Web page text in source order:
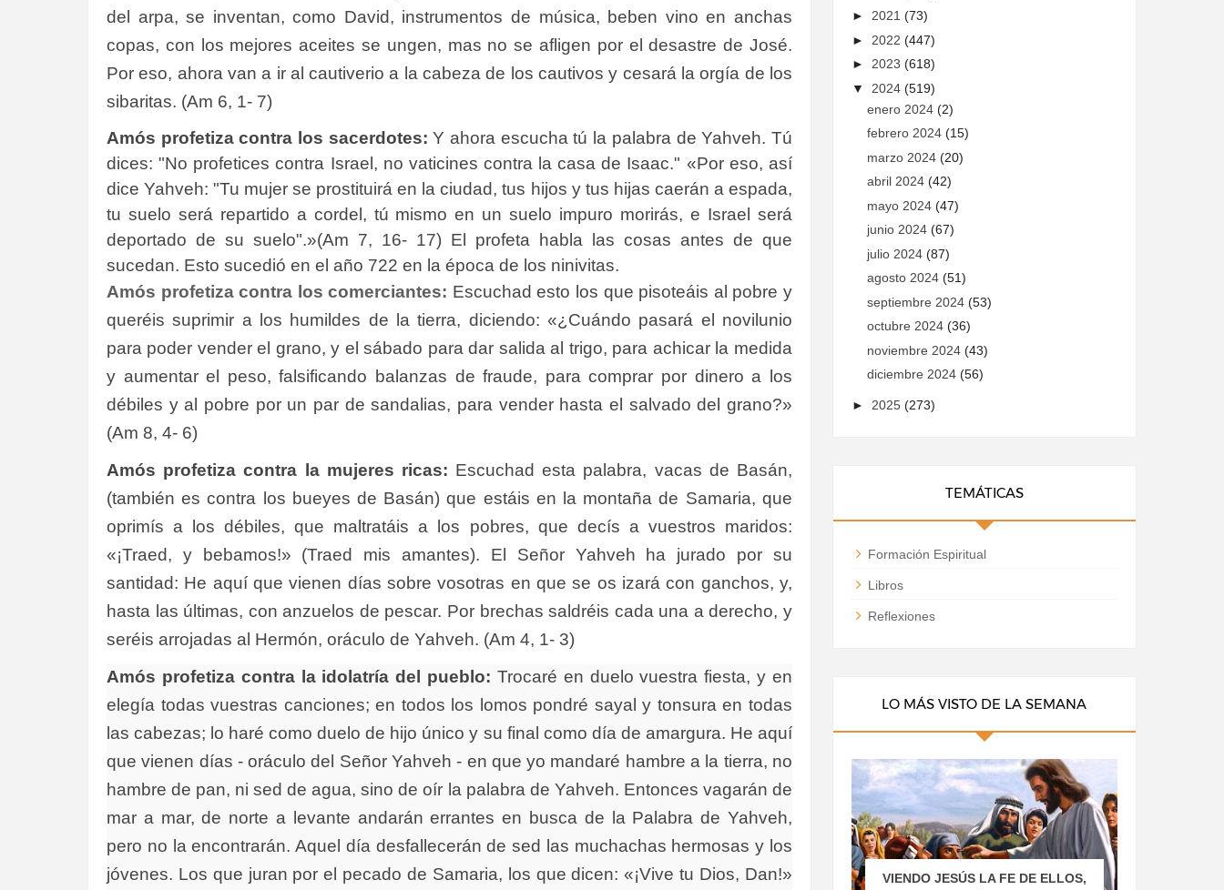
del arpa, se inventan, como David, instrumentos de música, beben vino en anchas
copas, con los mejores aceites se ungen, mas no se afligen por el desastre de José.
Por eso, ahora van a ir al cautiverio a la cabeza de los cautivos y cesará la orgía de los
sibaritas. (Am 6, 1- 7)
Amós profetiza contra los sacerdotes: Y ahora escucha tú la palabra de Yahveh. Tú
dices: "No profetices contra Israel, no vaticines contra la casa de Isaac." «Por eso, así
dice Yahveh: "Tu mujer se prostituirá en la ciudad, tus hijos y tus hijas caerán a espada,
tu suelo será repartido a cordel, tú mismo en un suelo impuro morirás, e Israel será
deportado de su suelo".»(Am 7, 16- 17) El profeta habla las cosas antes de que
sucedan. Esto sucedió en el año 722 en la época de los ninivitas.
Amós profetiza contra los comerciantes: Escuchad esto los que pisoteáis al pobre y
queréis suprimir a los humildes de la tierra, diciendo: «¿Cuándo pasará el novilunio
para poder vender el grano, y el sábado para dar salida al trigo, para achicar la medida
y aumentar el peso, falsificando balanzas de fraude, para comprar por dinero a los
débiles y al pobre por un par de sandalias, para vender hasta el salvado del grano?»
(Am 8, 4- 6)
Amós profetiza contra la mujeres ricas: Escuchad esta palabra, vacas de Basán,
(también es contra los bueyes de Basán) que estáis en la montaña de Samaria, que
oprimís a los débiles, que maltratáis a los pobres, que decís a vuestros maridos:
«¡Traed, y bebamos!» (Traed mis amantes). El Señor Yahveh ha jurado por su
santidad: He aquí que vienen días sobre vosotras en que se os izará con ganchos, y,
hasta las últimas, con anzuelos de pescar. Por brechas saldréis cada una a derecho, y
seréis arrojadas al Hermón, oráculo de Yahveh. (Am 4, 1- 3)
Amós profetiza contra la idolatría del pueblo: Trocaré en duelo vuestra fiesta, y en
elegía todas vuestras canciones; en todos los lomos pondré sayal y tonsura en todas
las cabezas; lo haré como duelo de hijo único y su final como día de amargura. He aquí
que vienen días - oráculo del Señor Yahveh - en que yo mandaré hambre a la tierra, no
hambre de pan, ni sed de agua, sino de oír la palabra de Yahveh. Entonces vagarán de
mar a mar, de norte a levante andarán errantes en busca de la Palabra de Yahveh,
pero no la encontrarán. Aquel día desfallecerán de sed las muchachas hermosas y los
jóvenes. Los que juran por el pecado de Samaria, los que dicen: «¡Vive tu Dios, Dan!»
► 2021 (73)
► 2022 (447)
► 2023 (618)
▼ 2024 (519)
enero 2024 (2)
febrero 2024 (15)
marzo 2024 (20)
abril 2024 (42)
mayo 2024 (47)
junio 2024 (67)
julio 2024 (87)
agosto 2024 (51)
septiembre 2024 (53)
octubre 2024 (36)
noviembre 2024 (43)
diciembre 2024 (56)
► 2025 (273)
TEMÁTICAS
Formación Espiritual
Libros
Reflexiones
LO MÁS VISTO DE LA SEMANA
VIENDO JESÚS LA FE DE ELLOS,